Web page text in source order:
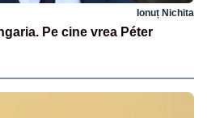
Ionuț Nichita
Pe cine vrea Péter